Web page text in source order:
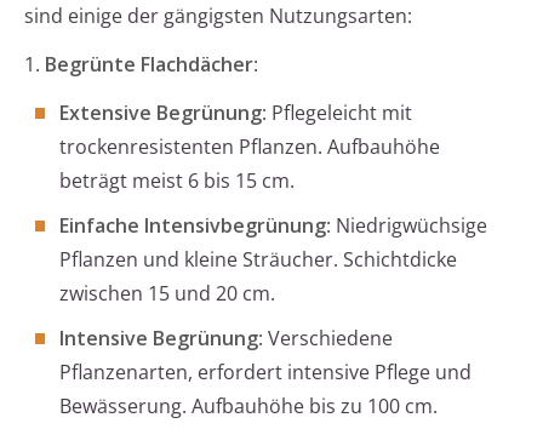
sind einige der gängigsten Nutzungsarten:
1. Begrünte Flachdächer:
Extensive Begrünung: Pflegeleicht mit
trockenresistenten Pflanzen. Aufbauhöhe
beträgt meist 6 bis 15 cm.
Einfache Intensivbegrünung: Niedrigwüchsige
Pflanzen und kleine Sträucher. Schichtdicke
zwischen 15 und 20 cm.
Intensive Begrünung: Verschiedene
Pflanzenarten, erfordert intensive Pflege und
Bewässerung. Aufbauhöhe bis zu 100 cm.